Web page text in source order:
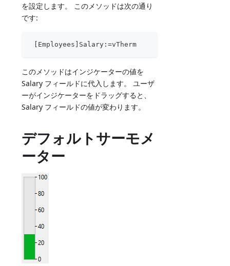
を設定します。 このメソッドは次の通り
です:
[Employees]Salary:=vTherm
このメソッドはインジケーターの値を
Salary フィールドに代入します。 ユーザ
ーがインジケーターをドラッグすると、
Salary フィールドの値が変わります。
デフォルトサーモメ
ーター